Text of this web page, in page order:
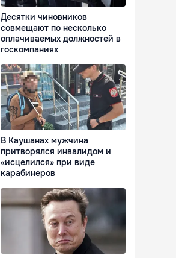
Десятки чиновников
совмещают по несколько
оплачиваемых должностей в
госкомпаниях
В Каушанах мужчина
притворялся инвалидом и
«исцелился» при виде
карабинеров